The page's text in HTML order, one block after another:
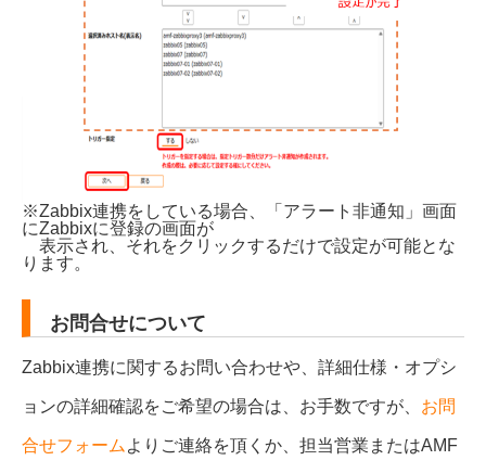
※Zabbix連携をしている場合、「アラート非通知」画面
にZabbixに登録の画面が
表示され、それをクリックするだけで設定が可能とな
ります。
お問合せについて
Zabbix連携に関するお問い合わせや、詳細仕様・オプシ
ョンの詳細確認をご希望の場合は、お手数ですが、 お問
合せフォーム よりご連絡を頂くか、担当営業またはAMF